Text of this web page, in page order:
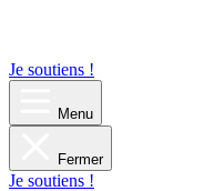
Je soutiens !
Menu
Fermer
Je soutiens !